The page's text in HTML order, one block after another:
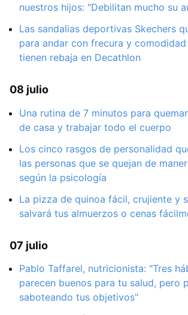
nuestros hijos: "Debilitan mucho su
Las sandalias deportivas Skechers
para andar con frecura y
tienen rebaja en Decathlon
08 julio
Una rutina de 7 minutos para
de casa y trabajar todo el cuerpo
Los cinco rasgos de personalidad
las personas que se quejan de
según la psicología
La pizza de quinoa fácil, crujiente y
salvará tus almuerzos o cenas
07 julio
Pablo Taffarel, nutricionista: "Tres
parecen buenos para tu salud, pero
saboteando tus objetivos"